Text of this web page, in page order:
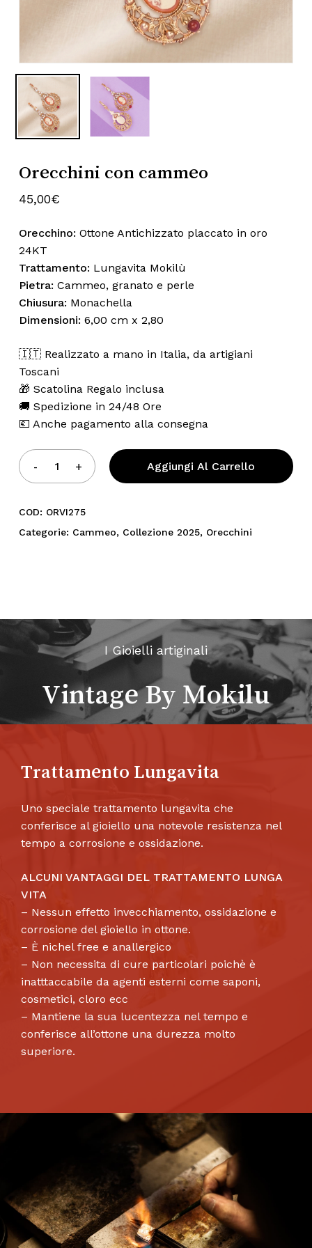
Visualizza Carrello
Orecchini con cammeo
45,00€
Orecchino: Ottone Antichizzato placcato in oro
24KT
Trattamento: Lungavita Mokilù
Pietra: Cammeo, granato e perle
Chiusura: Monachella
Dimensioni: 6,00 cm x 2,80
🇮🇹 Realizzato a mano in Italia, da artigiani
Toscani
🎁 Scatolina Regalo inclusa
🚚 Spedizione in 24/48 Ore
💶 Anche pagamento alla consegna
Aggiungi Al Carrello
COD: ORVI275
Categorie: Cammeo, Collezione 2025, Orecchini
I Gioielli artiginali
Vintage By Mokilu
Trattamento Lungavita
Uno speciale trattamento lungavita che
conferisce al gioiello una notevole resistenza nel
tempo a corrosione e ossidazione.
ALCUNI VANTAGGI DEL TRATTAMENTO LUNGA
VITA
– Nessun effetto invecchiamento, ossidazione e
corrosione del gioiello in ottone.
– È nichel free e anallergico
– Non necessita di cure particolari poichè è
inatttaccabile da agenti esterni come saponi,
cosmetici, cloro ecc
– Mantiene la sua lucentezza nel tempo e
conferisce all’ottone una durezza molto
superiore.
Email*
in questo browser per la prossima